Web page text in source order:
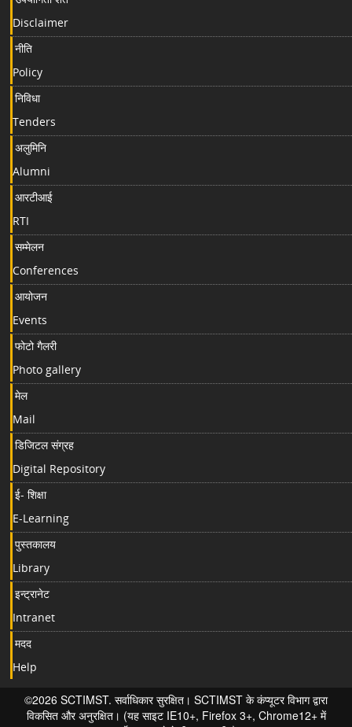
Disclaimer
नीति
Policy
निविधा
Tenders
अलुमिनि
Alumni
आरटीआई
RTI
सम्मेलन
Conferences
आयोजन
Events
फोटो गैलरी
Photo gallery
मेल
Mail
डिजिटल संग्रह
Digital Repository
ई- शिक्षा
E-Learning
पुस्तकालय
Library
इन्ट्रानेट
Intranet
मदद
Help
©2026 SCTIMST. सर्वाधिकार सुरक्षित। SCTIMST के कंप्यूटर विभाग द्वारा
विकसित और अनुरक्षित। (यह साइट IE10+, Firefox 3+, Chrome12+ में